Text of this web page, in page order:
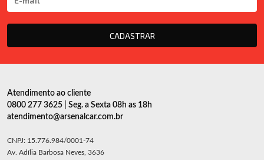
CADASTRAR
Atendimento ao cliente
0800 277 3625 | Seg. a Sexta 08h as 18h
atendimento@arsenalcar.com.br
CNPJ: 15.776.984/0001-74
Av. Adília Barbosa Neves, 3636